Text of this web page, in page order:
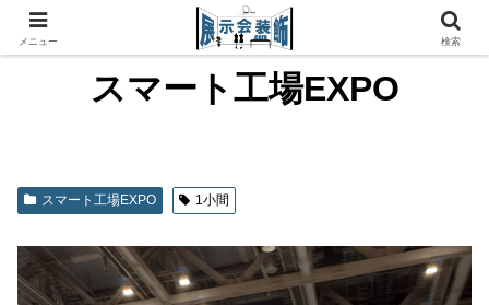
スマート工場EXPO
スマート工場EXPO 1小間
メニュー 検索